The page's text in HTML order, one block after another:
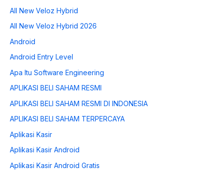
All New Veloz Hybrid
All New Veloz Hybrid 2026
Android
Android Entry Level
Apa Itu Software Engineering
APLIKASI BELI SAHAM RESMI
APLIKASI BELI SAHAM RESMI DI INDONESIA
APLIKASI BELI SAHAM TERPERCAYA
Aplikasi Kasir
Aplikasi Kasir Android
Aplikasi Kasir Android Gratis